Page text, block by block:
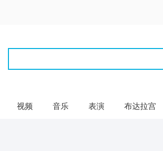
视频 音乐 表演 布达拉宫